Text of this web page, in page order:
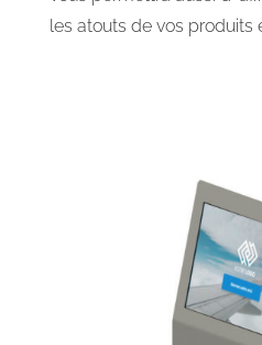
les atouts de vos produits